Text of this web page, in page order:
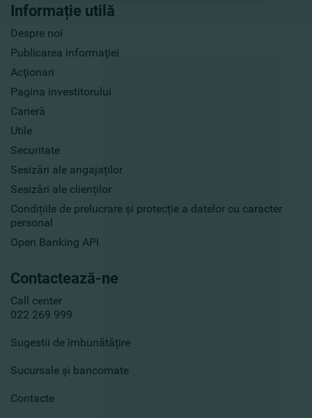
Informație utilă
Despre noi
Publicarea informaţiei
Acţionari
Pagina investitorului
Carieră
Utile
Securitate
Sesizări ale angajaților
Sesizări ale clienților
Condițiile de prelucrare și protecție a datelor cu caracter
personal
Open Banking API
Contactează-ne
Call center
022 269 999
Sugestii de îmbunătățire
Sucursale și bancomate
Contacte